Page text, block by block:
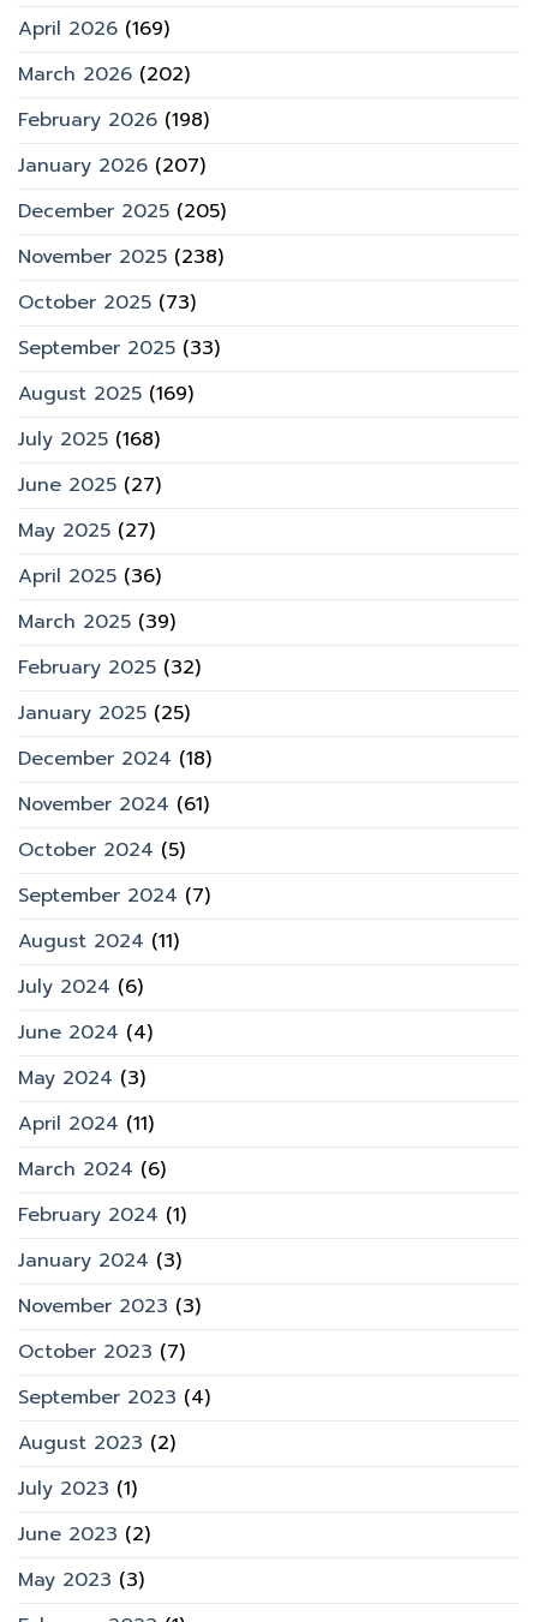
April 2026 (169)
March 2026 (202)
February 2026 (198)
January 2026 (207)
December 2025 (205)
November 2025 (238)
October 2025 (73)
September 2025 (33)
August 2025 (169)
July 2025 (168)
June 2025 (27)
May 2025 (27)
April 2025 (36)
March 2025 (39)
February 2025 (32)
January 2025 (25)
December 2024 (18)
November 2024 (61)
October 2024 (5)
September 2024 (7)
August 2024 (11)
July 2024 (6)
June 2024 (4)
May 2024 (3)
April 2024 (11)
March 2024 (6)
February 2024 (1)
January 2024 (3)
November 2023 (3)
October 2023 (7)
September 2023 (4)
August 2023 (2)
July 2023 (1)
June 2023 (2)
May 2023 (3)